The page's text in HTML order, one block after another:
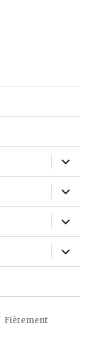
ouvrir
le
sous-
menu
ouvrir
le
sous-
menu
ouvrir
le
sous-
menu
ouvrir
le
sous-
Fièrement